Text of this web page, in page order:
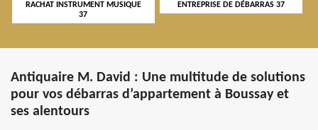
RACHAT INSTRUMENT MUSIQUE
37
ENTREPRISE DE DÉBARRAS 37
Antiquaire M. David : Une multitude de solutions
pour vos débarras d’appartement à Boussay et
ses alentours